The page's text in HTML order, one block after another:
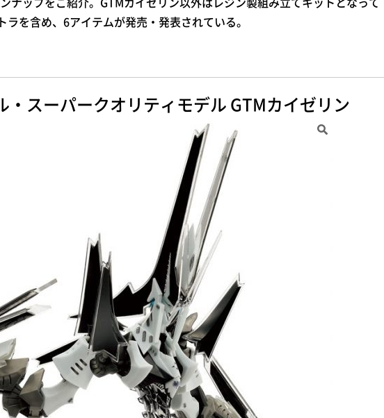
を含め、6アイテムが発売・発表されている。
・スーパークオリティモデル GTMカイゼリン